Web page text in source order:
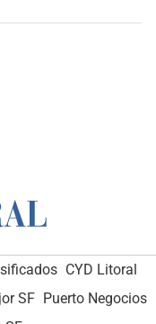
CYD Litoral
SF Puerto Negocios